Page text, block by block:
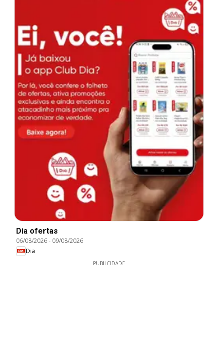
Dia ofertas
06/08/2026- 09/08/2026
Dia
PUBLICIDADE